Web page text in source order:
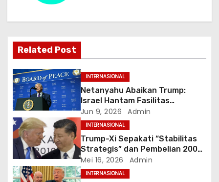
s
i
p
o
s
Related Post
INTERNASIONAL
Netanyahu Abaikan Trump:
Israel Hantam Fasilitas
Petrokimia Iran di Hari ke-100
Perang
Jun 9, 2026 Admin
INTERNASIONAL
Trump-Xi Sepakati “Stabilitas
Strategis” dan Pembelian 200
Pesawat Boeing dalam
Kunjungan Bersejarah di Beijing
Mei 16, 2026 Admin
INTERNASIONAL